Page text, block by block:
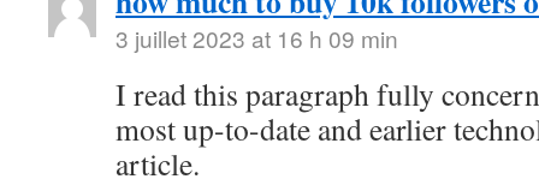
3 juillet 2023 at 16 h 09 min
I read this paragraph fully
most up-to-date and earlier
article.